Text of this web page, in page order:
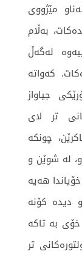
مێژووی
بەڵام
لەگەڵ
كەواتە
جیاواز
تر لای
چونكە
لە شوێن و
هەیە
دیدە کۆنە
بە تاكە
تر